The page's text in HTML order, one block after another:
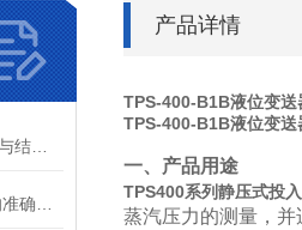
产品详情
TPS-400-B1B液位变送
TPS-400-B1B液位变送
一、产品用途
TPS400系列静压式投
蒸汽压力的测量，